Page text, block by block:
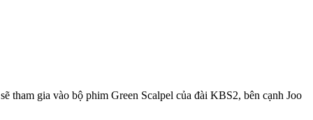
tham gia vào bộ phim Green Scalpel của đài KBS2, bên cạnh Joo